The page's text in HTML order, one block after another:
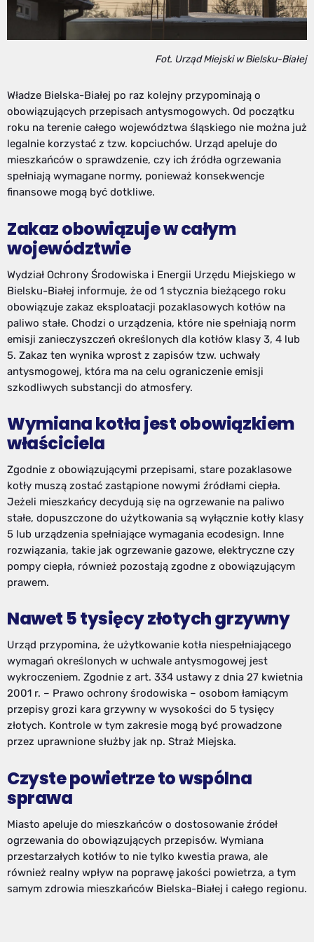
Fot. Urząd Miejski w Bielsku-Białej
Władze Bielska-Białej po raz kolejny przypominają o
obowiązujących przepisach antysmogowych. Od początku
roku na terenie całego województwa śląskiego nie można już
legalnie korzystać z tzw. kopciuchów. Urząd apeluje do
mieszkańców o sprawdzenie, czy ich źródła ogrzewania
spełniają wymagane normy, ponieważ konsekwencje
finansowe mogą być dotkliwe.
Zakaz obowiązuje w całym
województwie
Wydział Ochrony Środowiska i Energii Urzędu Miejskiego w
Bielsku-Białej informuje, że od 1 stycznia bieżącego roku
obowiązuje zakaz eksploatacji pozaklasowych kotłów na
paliwo stałe. Chodzi o urządzenia, które nie spełniają norm
emisji zanieczyszczeń określonych dla kotłów klasy 3, 4 lub
5. Zakaz ten wynika wprost z zapisów tzw. uchwały
antysmogowej, która ma na celu ograniczenie emisji
szkodliwych substancji do atmosfery.
Wymiana kotła jest obowiązkiem
właściciela
Zgodnie z obowiązującymi przepisami, stare pozaklasowe
kotły muszą zostać zastąpione nowymi źródłami ciepła.
Jeżeli mieszkańcy decydują się na ogrzewanie na paliwo
stałe, dopuszczone do użytkowania są wyłącznie kotły klasy
5 lub urządzenia spełniające wymagania ecodesign. Inne
rozwiązania, takie jak ogrzewanie gazowe, elektryczne czy
pompy ciepła, również pozostają zgodne z obowiązującym
prawem.
Nawet 5 tysięcy złotych grzywny
Urząd przypomina, że użytkowanie kotła niespełniającego
wymagań określonych w uchwale antysmogowej jest
wykroczeniem. Zgodnie z art. 334 ustawy z dnia 27 kwietnia
2001 r. – Prawo ochrony środowiska – osobom łamiącym
przepisy grozi kara grzywny w wysokości do 5 tysięcy
złotych. Kontrole w tym zakresie mogą być prowadzone
przez uprawnione służby jak np. Straż Miejska.
Czyste powietrze to wspólna
sprawa
Miasto apeluje do mieszkańców o dostosowanie źródeł
ogrzewania do obowiązujących przepisów. Wymiana
przestarzałych kotłów to nie tylko kwestia prawa, ale
również realny wpływ na poprawę jakości powietrza, a tym
samym zdrowia mieszkańców Bielska-Białej i całego regionu.